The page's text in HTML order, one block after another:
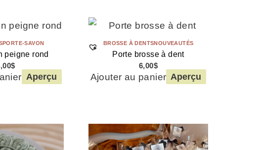
PORTE-SAVON
peigne rond
$
Aperçu
BROSSE À DENTSNOUVEAUTÉS
Porte brosse à dent
6,00$
Ajouter au panier Aperçu